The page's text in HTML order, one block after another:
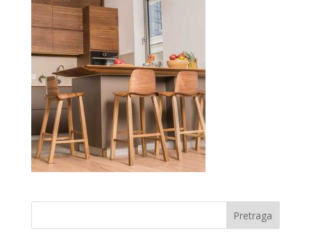
Pretraga